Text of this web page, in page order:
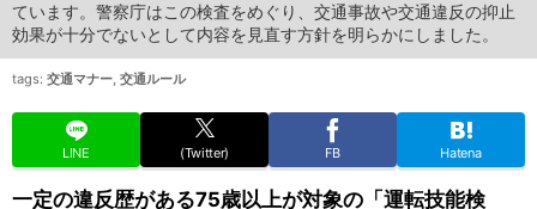
ています。警察庁はこの検査をめぐり、交通事故や交通違反の抑止
効果が十分でないとして内容を見直す方針を明らかにしました。
tags: 交通マナー, 交通ルール
LINE (Twitter) FB Hatena
一定の違反歴がある75歳以上が対象の「運転技能検